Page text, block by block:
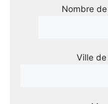
Nombre
Ville